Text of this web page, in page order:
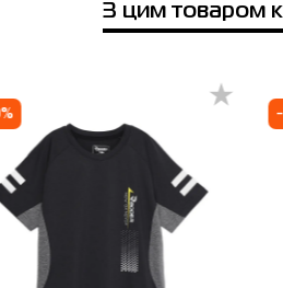
у магазинах
Arena BEACH BOXER
12 6 8
368.00
Виберіть розмір
З цим товаром